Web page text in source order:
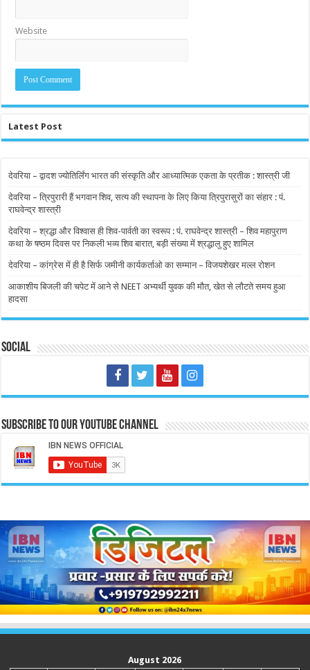
Website
Latest Post
देवरिया – द्वादश ज्योतिर्लिंग भारत की संस्कृति और आध्यात्मिक एकता के प्रतीक : शास्त्री जी
देवरिया – त्रिपुरारी हैं भगवान शिव, सत्य की स्थापना के लिए किया त्रिपुरासुरों का संहार : पं.
राघवेन्द्र शास्त्री
देवरिया – श्रद्धा और विश्वास ही शिव-पार्वती का स्वरूप : पं. राघवेन्द्र शास्त्री – शिव महापुराण
कथा के षष्ठम दिवस पर निकली भव्य शिव बारात, बड़ी संख्या में श्रद्धालु हुए शामिल
देवरिया – कांग्रेस में ही है सिर्फ जमीनी कार्यकर्ताओ का सम्मान – विजयशेखर मल्ल रोशन
आकाशीय बिजली की चपेट में आने से NEET अभ्यर्थी युवक की मौत, खेत से लौटते समय हुआ
हादसा
Social
Subscribe to our Youtube Channel
August 2026